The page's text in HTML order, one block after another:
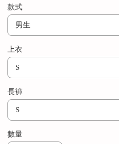
款式
上衣
長褲
數量